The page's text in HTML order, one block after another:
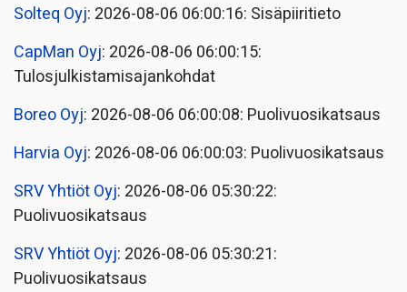
Solteq Oyj: 2026-08-06 06:00:16: Sisäpiiritieto
CapMan Oyj: 2026-08-06 06:00:15:
Tulosjulkistamisajankohdat
Boreo Oyj: 2026-08-06 06:00:08: Puolivuosikatsaus
Harvia Oyj: 2026-08-06 06:00:03: Puolivuosikatsaus
SRV Yhtiöt Oyj: 2026-08-06 05:30:22:
Puolivuosikatsaus
SRV Yhtiöt Oyj: 2026-08-06 05:30:21:
Puolivuosikatsaus